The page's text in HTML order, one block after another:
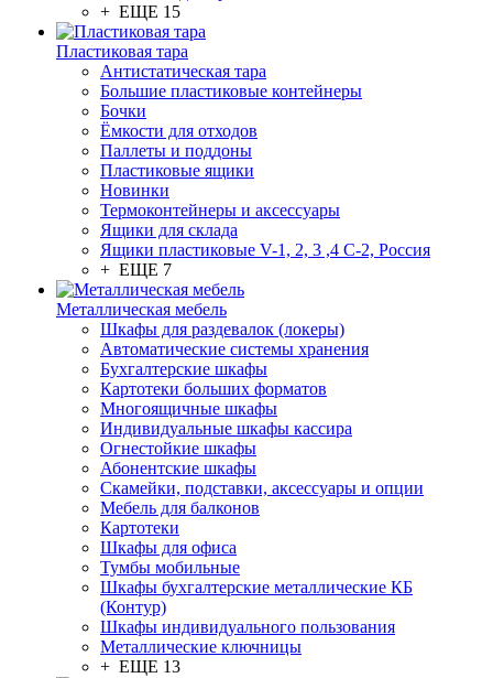
+ ЕЩЕ 15
Пластиковая тара
Антистатическая тара
Большие пластиковые контейнеры
Бочки
Ёмкости для отходов
Паллеты и поддоны
Пластиковые ящики
Новинки
Термоконтейнеры и аксессуары
Ящики для склада
Ящики пластиковые V-1, 2, 3 ,4 С-2, Россия
+ ЕЩЕ 7
Металлическая мебель
Шкафы для раздевалок (локеры)
Автоматические системы хранения
Бухгалтерские шкафы
Картотеки больших форматов
Многоящичные шкафы
Индивидуальные шкафы кассира
Огнестойкие шкафы
Абонентские шкафы
Скамейки, подставки, аксессуары и опции
Мебель для балконов
Картотеки
Шкафы для офиса
Тумбы мобильные
Шкафы бухгалтерские металлические КБ
(Контур)
Шкафы индивидуального пользования
Металлические ключницы
+ ЕЩЕ 13